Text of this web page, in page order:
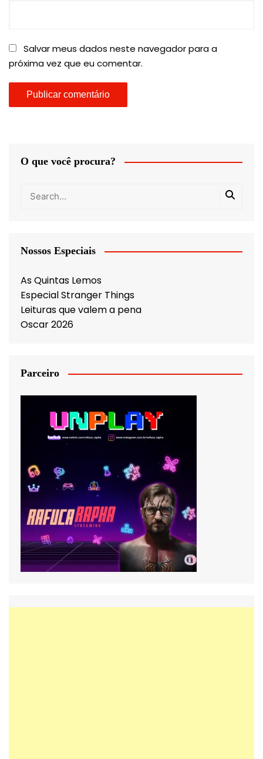
Salvar meus dados neste navegador para a
próxima vez que eu comentar.
O que você procura?
Nossos Especiais
As Quintas Lemos
Especial Stranger Things
Leituras que valem a pena
Oscar 2026
Parceiro